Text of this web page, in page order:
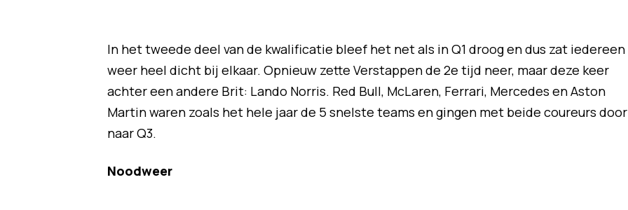
In het tweede deel van de kwalificatie bleef het net als in Q1 droog en dus zat iedereen
weer heel dicht bij elkaar. Opnieuw zette Verstappen de 2e tijd neer, maar deze keer
achter een andere Brit: Lando Norris. Red Bull, McLaren, Ferrari, Mercedes en Aston
Martin waren zoals het hele jaar de 5 snelste teams en gingen met beide coureurs door
naar Q3.
Noodweer